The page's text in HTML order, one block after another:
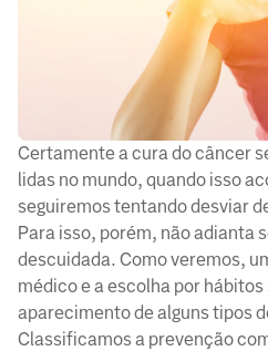
Certamente a cura do câncer
lidas no mundo, quando isso
seguiremos tentando desviar
Para isso, porém, não adianta
descuidada. Como veremos,
médico e a escolha por
aparecimento de alguns tipos
Classificamos a prevenção